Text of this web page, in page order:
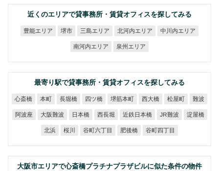
近くのエリアで貸事務所・賃貸オフィスを探してみる
豊能エリア 堺市 三島エリア 北河内エリア 中川内エリア
南河内エリア 泉州エリア
最寄り駅で貸事務所・賃貸オフィスを探してみる
心斎橋 本町 長堀橋 四ツ橋 堺筋本町 西大橋 松屋町 難波
阿波座 大阪難波 日本橋 西長堀 近鉄日本橋 JR難波 淀屋橋
北浜 桜川 谷町六丁目 肥後橋 谷町四丁目
大阪市エリアで心斎橋プラチナプラザビルに似た条件の物件